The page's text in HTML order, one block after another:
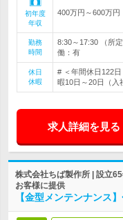
初年度
年収
400万円～600万円
勤務
時間
8:30～17:30 （所
働：有
休日
休暇
# ＜年間休日122
暇10日～20日（入
求人詳細を見る
株式会社ちば製作所 | 設立
お客様に提供
【金型メンテンナンス